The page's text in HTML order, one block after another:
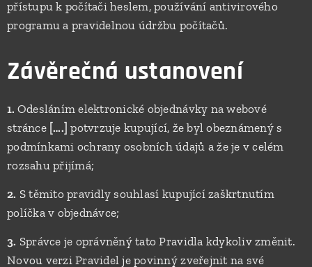
přístupu k počítači heslem, používání antivirového
programu a pravidelnou údržbu počítačů.
Závěrečná ustanovení
1. Odesláním elektronické objednávky na webové
stránce [….] potvrzuje kupující, že byl obeznámený s
podmínkami ochrany osobních údajů a že je v celém
rozsahu přijímá;
2. S těmito pravidly souhlasí kupující zaškrtnutím
políčka v objednávce;
3. Správce je oprávněný tato Pravidla kdykoliv změnit.
Novou verzi Pravidel je povinný zveřejnit na své